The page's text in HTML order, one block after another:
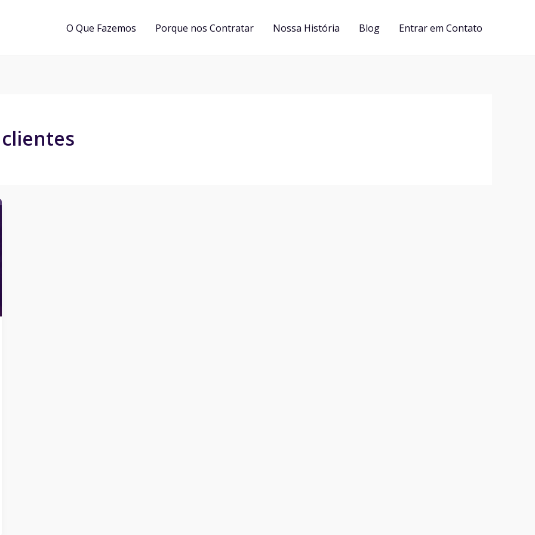
O Que Fazemos Porque nos Contratar Nossa História Blog Entrar em Contato